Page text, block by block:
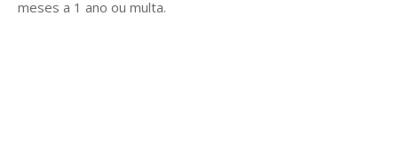
meses a 1 ano ou multa.